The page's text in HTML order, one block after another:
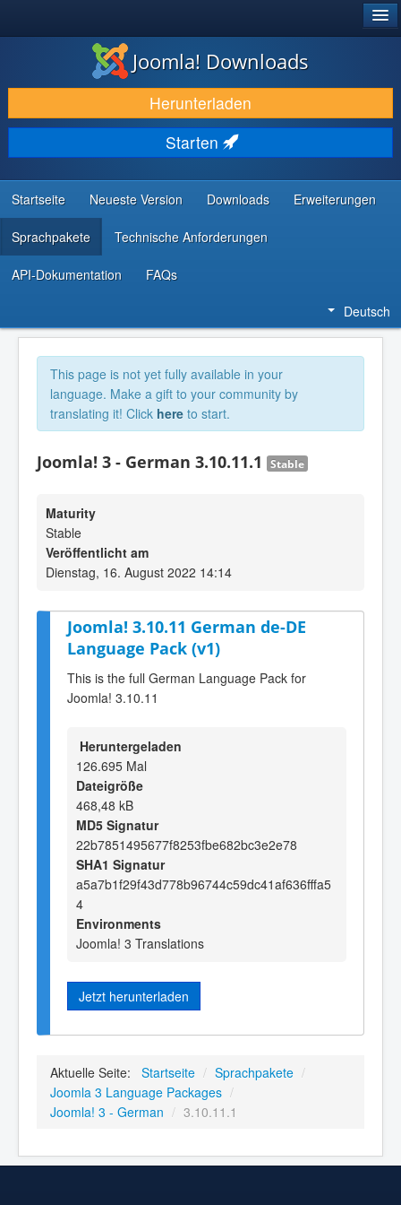
DOWNLOAD & ERWEITERN
ENTDECKEN & LERNEN
COMMUNITY & SUPPORT
RESSOURCEN FÜR ENTWICKLER
Joomla! Downloads
Herunterladen
Starten
Startseite Neueste Version Downloads Erweiterungen
Sprachpakete Technische Anforderungen
API-Dokumentation FAQs
Deutsch
This page is not yet fully available in your
language. Make a gift to your community by
translating it! Click here to start.
Joomla! 3 - German 3.10.11.1 Stable
Maturity
Stable
Veröffentlicht am
Dienstag, 16. August 2022 14:14
Joomla! 3.10.11 German de-DE
Language Pack (v1)
This is the full German Language Pack for
Joomla! 3.10.11
Heruntergeladen
126.695 Mal
Dateigröße
468,48 kB
MD5 Signatur
22b7851495677f8253fbe682bc3e2e78
SHA1 Signatur
a5a7b1f29f43d778b96744c59dc41af636fffa5
4
Environments
Joomla! 3 Translations
Jetzt herunterladen
Aktuelle Seite: Startseite / Sprachpakete /
Joomla 3 Language Packages /
Joomla! 3 - German / 3.10.11.1